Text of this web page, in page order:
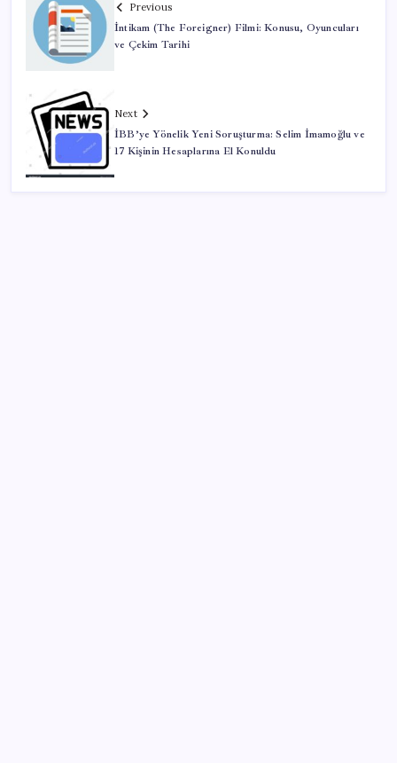
Previous
İntikam (The Foreigner) Filmi: Konusu, Oyuncuları
ve Çekim Tarihi
Next
İBB’ye Yönelik Yeni Soruşturma: Selim İmamoğlu ve
17 Kişinin Hesaplarına El Konuldu